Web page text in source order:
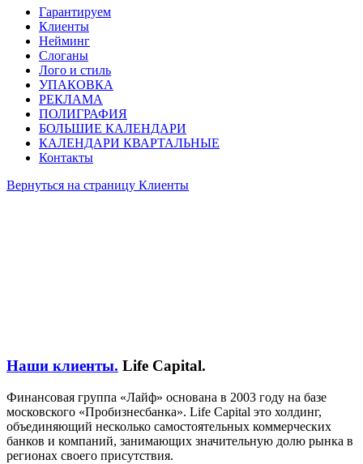
Гарантируем
Клиенты
Нейминг
Слоганы
Лого и стиль
УПАКОВКА
РЕКЛАМА
ПОЛИГРАФИЯ
БОЛЬШИЕ КАЛЕНДАРИ
КАЛЕНДАРИ КВАРТАЛЬНЫЕ
Контакты
Вернуться на страницу Клиенты
Наши клиенты. Life Capital.
Финансовая группа «Лайф» основана в 2003 году на базе
московского «Пробизнесбанка». Life Capital это холдинг,
объединяющий несколько самостоятельных коммерческих
банков и компаний, занимающих значительную долю рынка в
регионах своего присутствия.